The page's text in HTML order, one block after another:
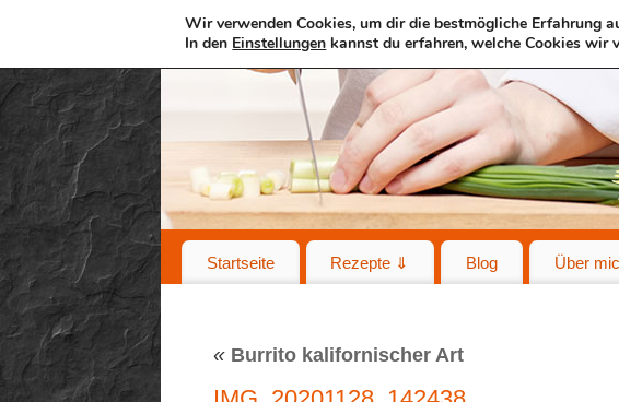
Startseite Rezepte ⇓ Blog Über
« Burrito kalifornischer Art
Wir verwenden Cookies, um dir die bestmögliche Erfahrung
In den Einstellungen kannst du erfahren, welche Cookies wir